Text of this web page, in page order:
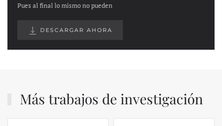
Pues al final lo mismo no pueden
DESCARGAR AHORA
Más trabajos de investigación